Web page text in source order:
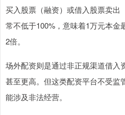
买入股票（融资）或借入股票卖出
常不低于100%，意味着1万元本金
2倍。
场外配资则是通过非正规渠道借入
甚至更高。但这类配资平台不受监
能涉及非法经营。